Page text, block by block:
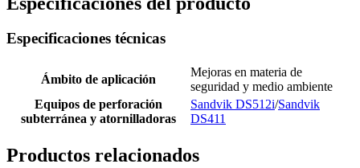
Especificaciones técnicas
Ámbito de aplicación
Mejoras en materia de
seguridad y medio ambiente
Equipos de perforación
subterránea y atornilladoras
Sandvik DS512i/Sandvik
DS411
Productos relacionados